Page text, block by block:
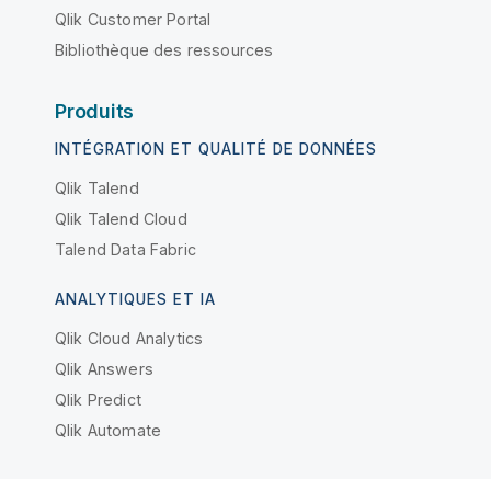
Qlik Customer Portal
Bibliothèque des ressources
Produits
INTÉGRATION ET QUALITÉ DE DONNÉES
Qlik Talend
Qlik Talend Cloud
Talend Data Fabric
ANALYTIQUES ET IA
Qlik Cloud Analytics
Qlik Answers
Qlik Predict
Qlik Automate